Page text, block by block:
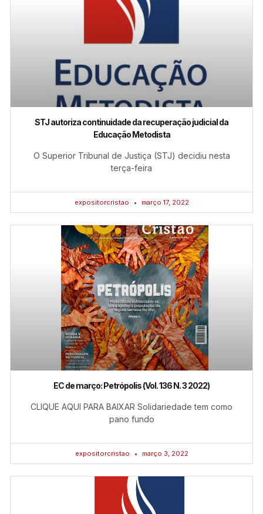
STJ autoriza continuidade da recuperação judicial da
Educação Metodista
O Superior Tribunal de Justiça (STJ) decidiu nesta
terça-feira
expositorcristao março 17, 2022
EC de março: Petrópolis (Vol. 136 N. 3 2022)
CLIQUE AQUI PARA BAIXAR Solidariedade tem como
pano fundo
expositorcristao março 3, 2022